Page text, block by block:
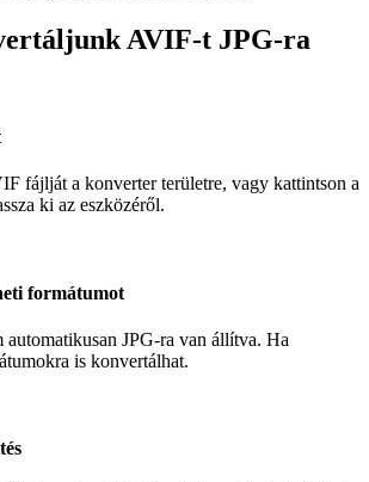
AVIF-t JPG-ra
fájlját a konverter területre, vagy kattintson a
ki az eszközéről.
formátumot
JPG-ra van állítva. Ha
is konvertálhat.